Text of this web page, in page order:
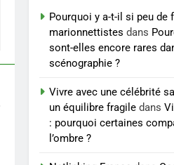
femmes
SANTÉ
Pourquoi y a-t-il si peu de
marionnettistes dans
sont-elles encore rares
scénographie ?
Vivre avec une célébrité
un équilibre fragile dans
: pourquoi certaines
l’ombre ?